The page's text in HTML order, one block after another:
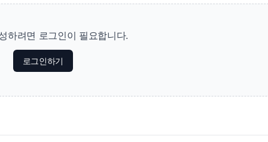
하려면 로그인이 필요합니다.
로그인하기